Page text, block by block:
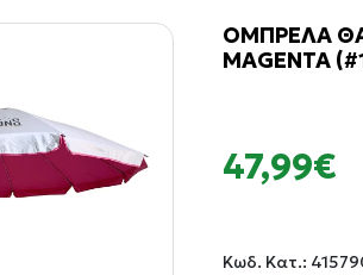
ΟΜΠΡΕΛΑ
MAGENTA
47,99€
Κωδ. Κατ.: